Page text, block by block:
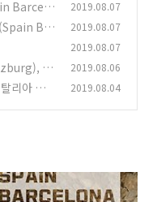
Barcelo
2019.08.07
Bar
2019.08.07
2019.08.07
독
(Germa
2019.08.06
아 여행
2019.08.04